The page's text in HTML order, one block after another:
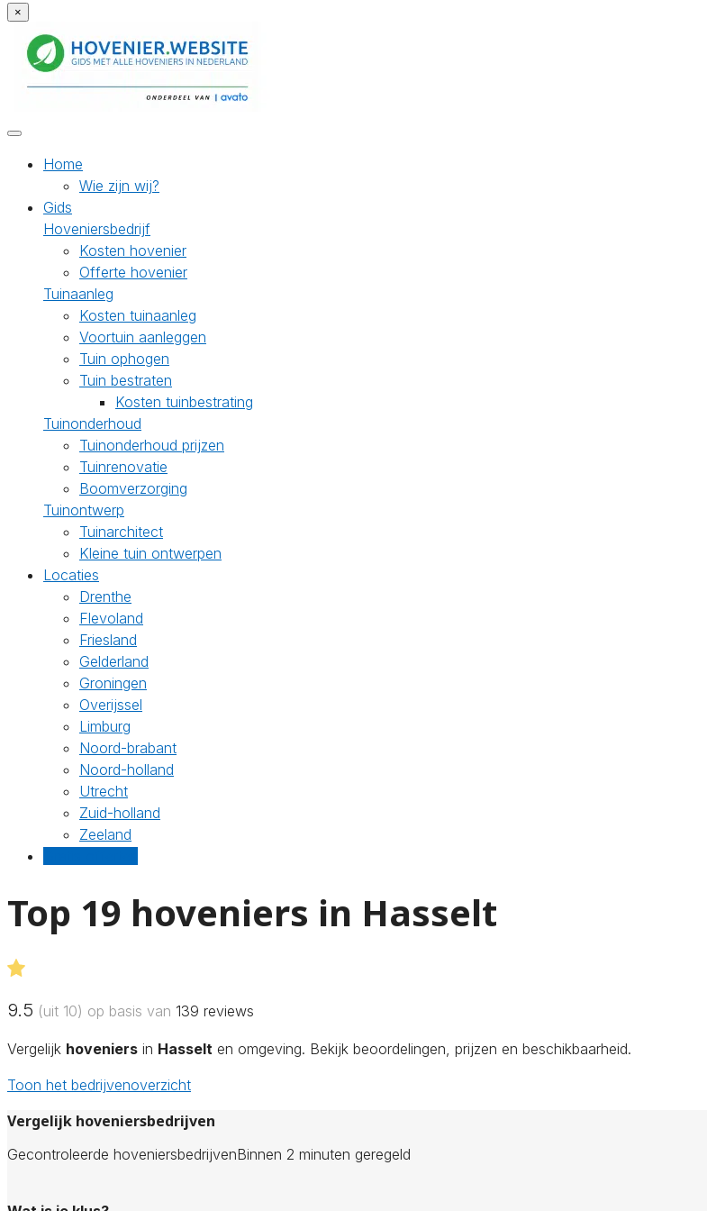
×
Home
Wie zijn wij?
Gids
Hoveniersbedrijf
Kosten hovenier
Offerte hovenier
Tuinaanleg
Kosten tuinaanleg
Voortuin aanleggen
Tuin ophogen
Tuin bestraten
Kosten tuinbestrating
Tuinonderhoud
Tuinonderhoud prijzen
Tuinrenovatie
Boomverzorging
Tuinontwerp
Tuinarchitect
Kleine tuin ontwerpen
Locaties
Drenthe
Flevoland
Friesland
Gelderland
Groningen
Overijssel
Limburg
Noord-brabant
Noord-holland
Utrecht
Zuid-holland
Zeeland
Top 19 hoveniers in Hasselt
9.5 (uit 10) op basis van 139 reviews
Vergelijk hoveniers in Hasselt en omgeving. Bekijk beoordelingen, prijzen en beschikbaarheid.
Toon het bedrijvenoverzicht
Vergelijk hoveniersbedrijven
Gecontroleerde hoveniersbedrijvenBinnen 2 minuten geregeld